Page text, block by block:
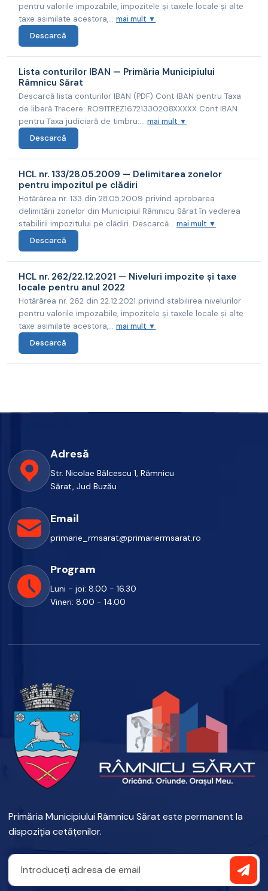
pentru valorile impozabile, impozitele și taxele locale și alte
taxe asimilate acestora,...mai mult ▼
Descarcă
Lista conturilor IBAN — Primăria Municipiului
Râmnicu Sărat
Descarcă lista conturilor IBAN (PDF) Cont IBAN pentru Taxa
de liberă Trecere: RO91TREZ16721330208XXXXX Cont IBAN
pentru Taxa judiciară de timbru:...mai mult ▼
Descarcă
HCL nr. 133/28.05.2009 — Delimitarea zonelor
pentru impozitul pe clădiri
Hotărârea nr. 133 din 28.05.2009 privind aprobarea
delimitării zonelor din Municipiul Râmnicu Sărat în vederea
stabilirii impozitului pe clădiri. Descarcă...mai mult ▼
Descarcă
HCL nr. 262/22.12.2021 — Niveluri impozite și taxe
locale pentru anul 2022
Hotărârea nr. 262 din 22.12.2021 privind stabilirea nivelurilor
pentru valorile impozabile, impozitele și taxele locale și alte
taxe asimilate acestora,...mai mult ▼
Descarcă
Adresă
Str. Nicolae Bălcescu 1, Râmnicu
Sărat, Jud Buzău
Email
primarie_rmsarat@primariermsarat.ro
Program
Luni - joi: 8.00 - 16.30
Vineri: 8.00 - 14.00
Primăria Municipiului Râmnicu Sărat este permanent la
dispoziția cetățenilor.